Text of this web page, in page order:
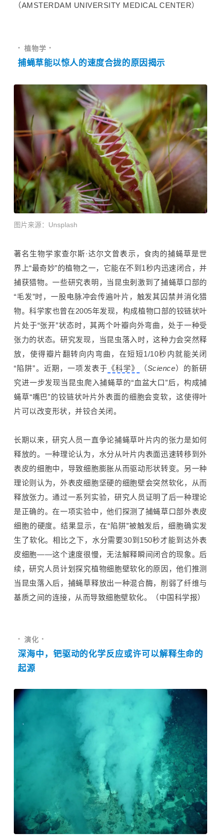
（AMSTERDAM UNIVERSITY MEDICAL CENTER）
· 植物学 ·
捕蝇草能以惊人的速度合拢的原因揭示
图片来源： Unsplash
著名生物学家查尔斯·达尔文曾表示，食肉的捕蝇草是世
界上“最奇妙”的植物之一，它能在不到1秒内迅速闭合，并
捕获猎物。一些研究表明，当昆虫刺激到了捕蝇草口部的
“毛发”时，一股电脉冲会传遍叶片，触发其囚禁并消化猎
物。科学家也曾在2005年发现，构成植物口部的铰链状叶
片处于“张开”状态时，其两个叶瓣向外弯曲，处于一种受
张力的状态。研究发现，当昆虫落入时，这种力会突然释
放，使得瓣片翻转向内弯曲，在短短1/10秒内就能关闭
“陷阱”。近期，一项发表于 《科学》 （Science）的新研
究进一步发现当昆虫爬入捕蝇草的“血盆大口”后，构成捕
蝇草“嘴巴”的铰链状叶片外表面的细胞会变软，这使得叶
片可以改变形状，并铰合关闭。
长期以来，研究人员一直争论捕蝇草叶片内的张力是如何
释放的。一种理论认为，水分从叶片内表面迅速转移到外
表皮的细胞中，导致细胞膨胀从而驱动形状转变。另一种
理论则认为，外表皮细胞坚硬的细胞壁会突然软化，从而
释放张力。通过一系列实验，研究人员证明了后一种理论
是正确的。在一项实验中，他们探测了捕蝇草口部外表皮
细胞的硬度。结果显示，在“陷阱”被触发后，细胞确实发
生了软化。相比之下，水分需要30到150秒才能到达外表
皮细胞——这个速度很慢，无法解释瞬间闭合的现象。后
续，研究人员计划探究植物细胞壁软化的原因，他们推测
当昆虫落入后，捕蝇草释放出一种混合酶，削弱了纤维与
基质之间的连接，从而导致细胞壁软化。（中国科学报）
· 演化 ·
深海中，钯驱动的化学反应或许可以解释生命的
起源